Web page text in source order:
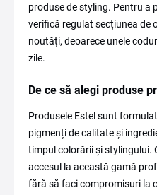
produse de styling. Pentru a
verifică regulat secțiunea de
noutăți, deoarece unele
zile.
De ce să alegi produse
Produsele Estel sunt
pigmenți de calitate și
timpul colorării și stylingului.
accesul la această gamă
fără să faci compromisuri la